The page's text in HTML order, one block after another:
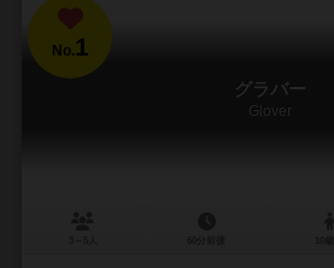
No.1
グラバー
Glover